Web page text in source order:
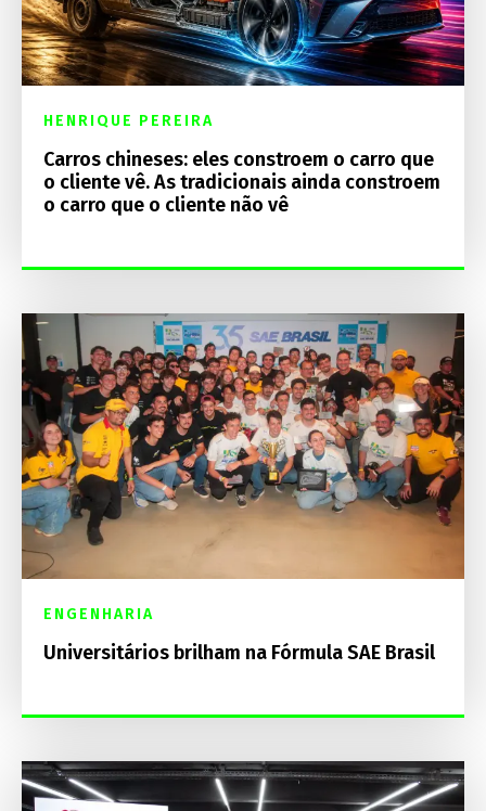
HENRIQUE PEREIRA
Carros chineses: eles constroem o carro que
o cliente vê. As tradicionais ainda constroem
o carro que o cliente não vê
ENGENHARIA
Universitários brilham na Fórmula SAE Brasil